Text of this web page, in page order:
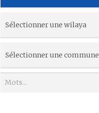
Sélectionner une wilaya
Sélectionner une commune